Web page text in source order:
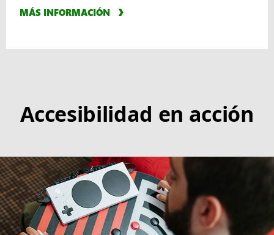
MÁS INFORMACIÓN
Accesibilidad en acción